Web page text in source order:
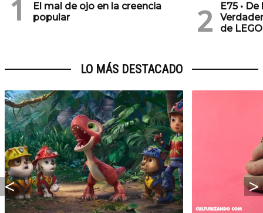
El mal de ojo en la creencia
popular
E75 •
de
LO MÁS DESTACADO